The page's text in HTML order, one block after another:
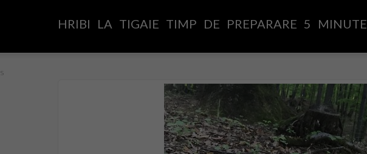
HRIBI LA TIGAIE TIMP DE PREPARARE 5 MINUTE
s